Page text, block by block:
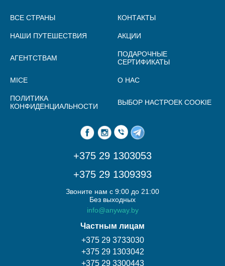
ВСЕ СТРАНЫ КОНТАКТЫ
НАШИ ПУТЕШЕСТВИЯ АКЦИИ
АГЕНТСТВАМ
ПОДАРОЧНЫЕ
СЕРТИФИКАТЫ
MICE О НАС
ПОЛИТИКА
КОНФИДЕНЦИАЛЬНОСТИ
ВЫБОР НАСТРОЕК COOKIE
+375 29 1303053
+375 29 1309393
Звоните нам с 9:00 до 21:00
Без выходных
info@anyway.by
Частным лицам
+375 29 3733030
+375 29 1303042
+375 29 3300443